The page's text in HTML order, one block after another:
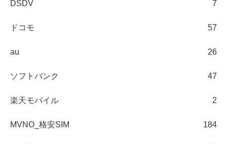
DSDV 7
ドコモ 57
au 26
ソフトバンク 47
楽天モバイル 2
MVNO_格安SIM 184